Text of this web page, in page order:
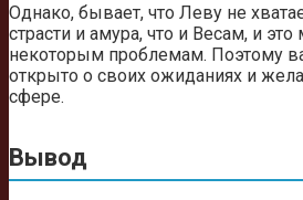
Однако, бывает, что Леву не
страсти и амура, что и Весам, и
некоторым проблемам. Поэтому
открыто о своих ожиданиях и
сфере.
Вывод